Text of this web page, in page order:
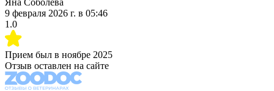
9 февраля 2026 г. в 05:46
1.0
Прием был в ноябре 2025
Отзыв оставлен на сайте